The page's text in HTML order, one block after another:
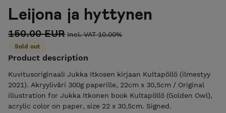
Leijona ja hyttynen
150.00 EUR Incl. VAT 10.00%
Sold out
Product description
Kuvitusoriginaali Jukka Itkosen kirjaan Kultapöllö (ilmestyy
2021). Akryyliväri 300g paperille, 22cm x 30,5cm / Original
illustration for Jukka Itkonen book Kultapöllö (Golden Owl),
acrylic color on paper, size 22 x 30,5cm. Signed.